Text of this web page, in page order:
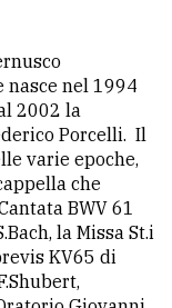
nasce nel 1994
2002 la
Porcelli. Il
varie epoche,
che
BWV 61
la Missa St.і
KV65 di